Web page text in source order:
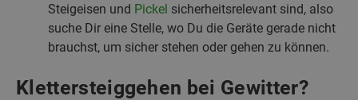
Steigeisen und Pickel sicherheitsrelevant sind, also
suche Dir eine Stelle, wo Du die Geräte gerade nicht
brauchst, um sicher stehen oder gehen zu können.
Klettersteiggehen bei Gewitter?